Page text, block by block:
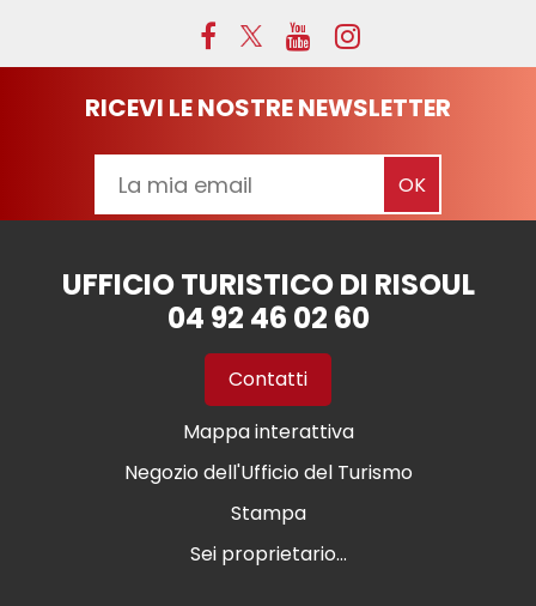
RICEVI LE NOSTRE NEWSLETTER
UFFICIO TURISTICO DI RISOUL
04 92 46 02 60
Contatti
Mappa interattiva
Negozio dell'Ufficio del Turismo
Stampa
Sei proprietario...